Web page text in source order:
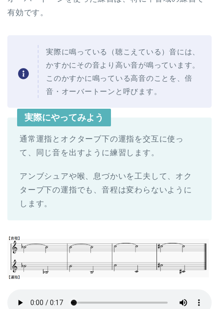
有効です。
実際に鳴っている（聴こえている）音には、
かすかにその音より高い音が鳴っています。
このかすかに鳴っている高音のことを、倍
音・オーバートーンと呼びます。
実際にやってみよう
通常運指とオクターブ下の運指を交互に使っ
て、同じ音を出すように練習します。
アンブシュアや喉、息づかいを工夫して、オク
ターブ下の運指でも、音程は変わらないように
します。